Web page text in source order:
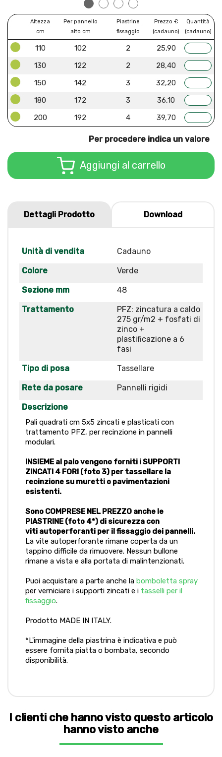
Altezza
cm
Per pannello
alto cm
Piastrine
fissaggio
Prezzo €
(cadauno)
Quantità
(cadauno)
110 102 2
25,90
130
122 2
28,40
150
142 3
32,20
180
172 3
36,10
200
192 4 39,70
Per procedere indica un valore
Aggiungi al carrello
Dettagli Prodotto Download
Unità di vendita Cadauno
Colore Verde
Sezione mm 48
Trattamento
PFZ: zincatura a caldo
275 gr/m2 + fosfati di
zinco +
plastificazione a 6
fasi
Tipo di posa Tassellare
Rete da posare Pannelli rigidi
Descrizione
Pali quadrati cm 5x5 zincati e plasticati con
trattamento PFZ, per recinzione in pannelli
modulari.
INSIEME al palo vengono forniti i SUPPORTI
ZINCATI 4 FORI (foto 3) per tassellare la
recinzione su muretti o pavimentazioni
esistenti.
Sono COMPRESE NEL PREZZO anche le
PIASTRINE (foto 4*) di sicurezza con
viti autoperforanti per il fissaggio dei pannelli.
La vite autoperforante rimane coperta da un
tappino difficile da rimuovere. Nessun bullone
rimane a vista e alla portata di malintenzionati.
Puoi acquistare a parte anche la bomboletta spray
per verniciare i supporti zincati e i tasselli per il
fissaggio.
Prodotto MADE IN ITALY.
*L'immagine della piastrina è indicativa e può
essere fornita piatta o bombata, secondo
disponibilità.
I clienti che hanno visto questo articolo
hanno visto anche